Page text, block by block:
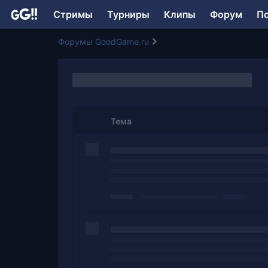
Стримы Турниры Клипы Форум
Форумы GoodGame.ru
Тема